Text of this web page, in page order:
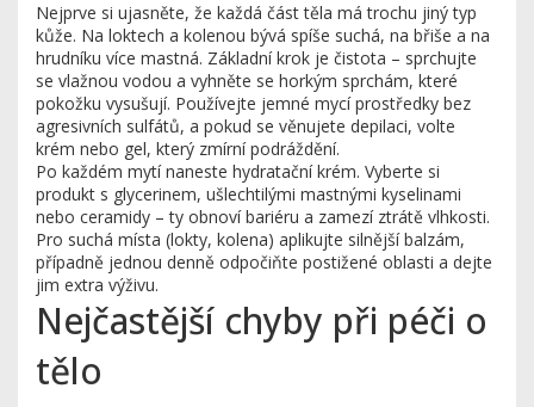
Nejprve si ujasněte, že každá část těla má trochu jiný typ
kůže. Na loktech a kolenou bývá spíše suchá, na břiše a na
hrudníku více mastná. Základní krok je čistota – sprchujte
se vlažnou vodou a vyhněte se horkým sprchám, které
pokožku vysušují. Používejte jemné mycí prostředky bez
agresivních sulfátů, a pokud se věnujete depilaci, volte
krém nebo gel, který zmírní podráždění.
Po každém mytí naneste hydratační krém. Vyberte si
produkt s glycerinem, ušlechtilými mastnými kyselinami
nebo ceramidy – ty obnoví bariéru a zamezí ztrátě vlhkosti.
Pro suchá místa (lokty, kolena) aplikujte silnější balzám,
případně jednou denně odpočiňte postižené oblasti a dejte
jim extra výživu.
Nejčastější chyby při péči o
tělo